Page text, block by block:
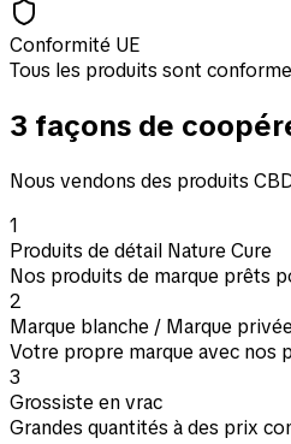
Conformité UE
Tous les produits sont
3 façons de
Nous vendons des produits
1
Produits de détail Nature Cure
Nos produits de marque prêts
2
Marque blanche / Marque
Votre propre marque avec nos
3
Grossiste en vrac
Grandes quantités à des prix